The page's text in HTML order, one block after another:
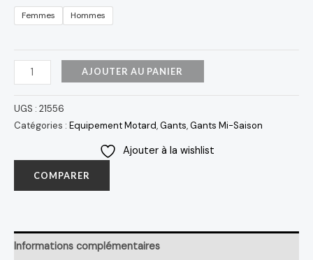
Femmes Hommes
AJOUTER AU PANIER
UGS : 21556
Catégories : Equipement Motard,Gants,Gants Mi-Saison
Ajouter à la wishlist
COMPARER
Informations complémentaires